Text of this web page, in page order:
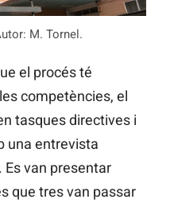
M. Tornel.
el procés té
competències, el
tasques directives i
una entrevista
van presentar
que tres van passar